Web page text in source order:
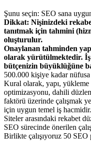
Şunu seçin: SEO sana
Dikkat: Nişinizdeki
tanıtmak için tahmini
oluşturulur.
Onaylanan tahminden
olarak yürütülmektedir. İş
bütçenizin büyüklüğüne
500.000 kişiye kadar nüfusa
Kural olarak, yapı, yükleme
optimizasyonu, dahili
faktörü üzerinde çalışmak
için uygun temel iş hacmidir.
Siteler arasındaki rekabet
SEO sürecinde önerilen
Birlikte çalışıyoruz 50 SEO